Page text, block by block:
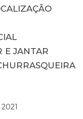
E JANTAR